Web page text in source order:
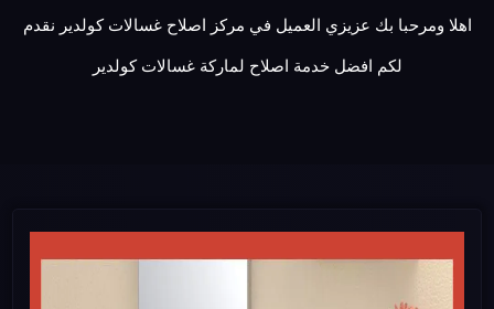
اهلا ومرحبا بك عزيزي العميل في مركز اصلاح غسالات كولدير نقدم
لكم افضل خدمة اصلاح لماركة غسالات كولدير